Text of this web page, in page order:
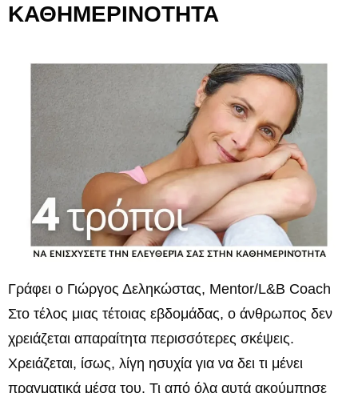
ΚΑΘΗΜΕΡΙΝΟΤΗΤΑ
Γράφει ο Γιώργος Δεληκώστας, Mentor/L&B Coach
Στο τέλος μιας τέτοιας εβδομάδας, ο άνθρωπος δεν
χρειάζεται απαραίτητα περισσότερες σκέψεις.
Χρειάζεται, ίσως, λίγη ησυχία για να δει τι μένει
πραγματικά μέσα του. Τι από όλα αυτά ακούμπησε